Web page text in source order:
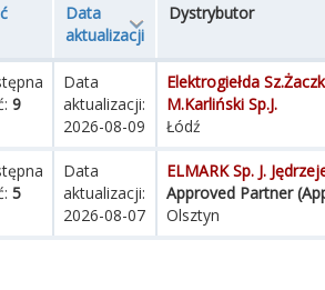
Data
aktualizacji
Dystrybutor
9
Data
aktualizacji:
2026-08-09
Elektrogiełda
M.Karliński Sp.J.
Łódź
5
Data
aktualizacji:
2026-08-07
ELMARK Sp. J.
Approved Partner
Olsztyn